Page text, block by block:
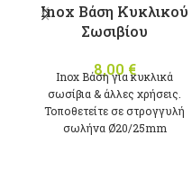
Inox Βάση Κυκλικού
Σωσιβίου
8,00 €
Inox Βάση για κυκλικά
σωσίβια & άλλες χρήσεις.
Τοποθετείτε σε στρογγυλή
σωλήνα Ø20/25mm